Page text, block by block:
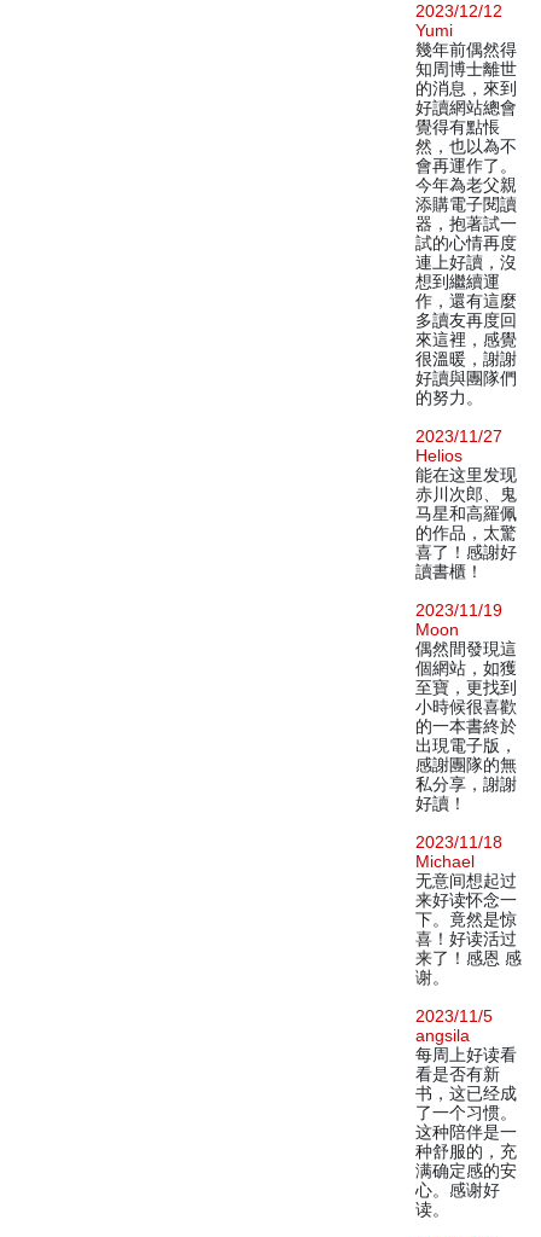
2023/12/12
Yumi
幾年前偶然得
知周博士離世
的消息，來到
好讀網站總會
覺得有點悵
然，也以為不
會再運作了。
今年為老父親
添購電子閱讀
器，抱著試一
試的心情再度
連上好讀，沒
想到繼續運
作，還有這麼
多讀友再度回
來這裡，感覺
很溫暖，謝謝
好讀與團隊們
的努力。
2023/11/27
Helios
能在这里发现
赤川次郎、鬼
马星和高羅佩
的作品，太驚
喜了！感謝好
讀書櫃！
2023/11/19
Moon
偶然間發現這
個網站，如獲
至寶，更找到
小時候很喜歡
的一本書終於
出現電子版，
感謝團隊的無
私分享，謝謝
好讀！
2023/11/18
Michael
无意间想起过
来好读怀念一
下。竟然是惊
喜！好读活过
来了！感恩 感
谢。
2023/11/5
angsila
每周上好读看
看是否有新
书，这已经成
了一个习惯。
这种陪伴是一
种舒服的，充
满确定感的安
心。感谢好
读。